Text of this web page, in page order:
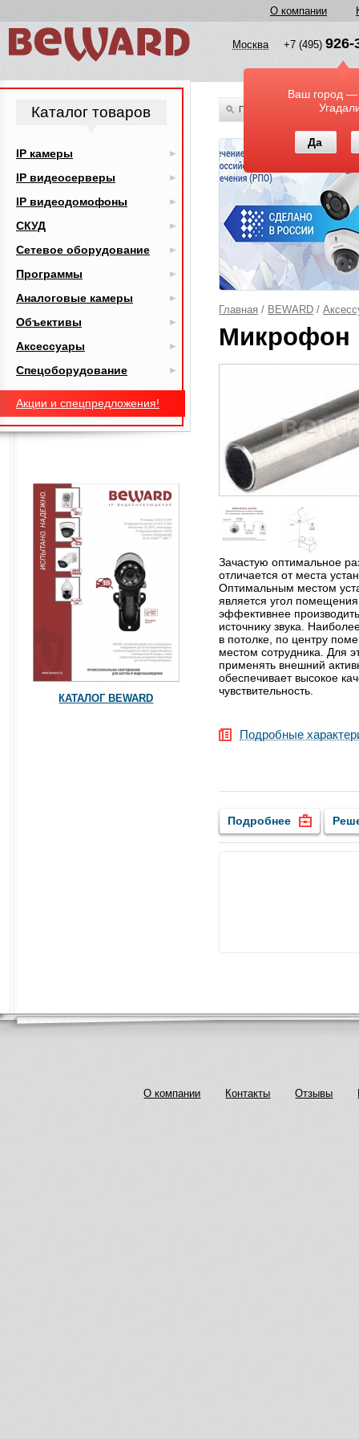
О компании
Москва +7 (495) 926-
Ваш город —
Да
По всему каталогу
Главная / BEWARD /
Микрофон
Зачастую оптимальное
отличается от места
Оптимальным местом
является угол
эффективнее
источнику звука.
в потолке, по центру
местом сотрудника. Для
применять внешний
обеспечивает высокое
чувствительность.
Подробные
Подробнее
Каталог товаров
IP камеры
IP видеосерверы
IP видеодомофоны
СКУД
Сетевое оборудование
Программы
Аналоговые камеры
Объективы
Аксессуары
Спецоборудование
Акции и спецпредложения!
КАТАЛОГ BEWARD
О компании Контакты Отзывы